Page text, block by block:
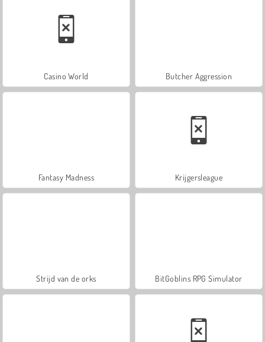
Casino World Butcher Aggression
Fantasy Madness Krijgersleague
Strijd van de orks BitGoblins RPG Simulator